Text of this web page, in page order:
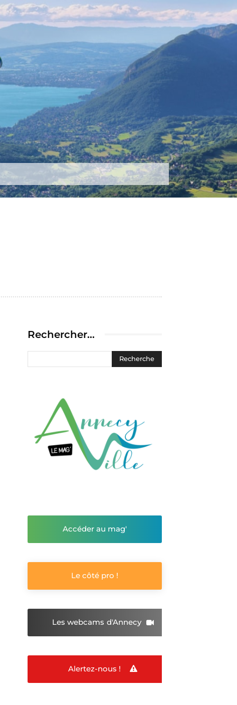
Alertez-nous Plus
Rechercher…
Accéder au mag'
Le côté pro !
Les webcams d'Annecy
Alertez-nous !